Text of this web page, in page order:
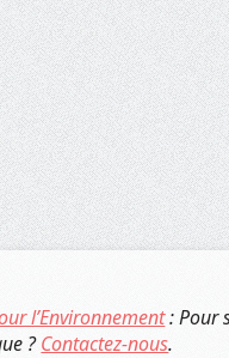
l’Environnement: Pour
?Contactez-nous.